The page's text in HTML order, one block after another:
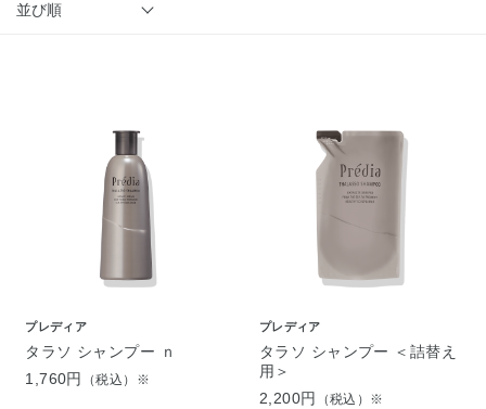
並び順
プレディア
タラソ シャンプー ｎ
1,760円
（税込）※
プレディア
タラソ シャンプー ＜詰替え
用＞
2,200円
（税込）※